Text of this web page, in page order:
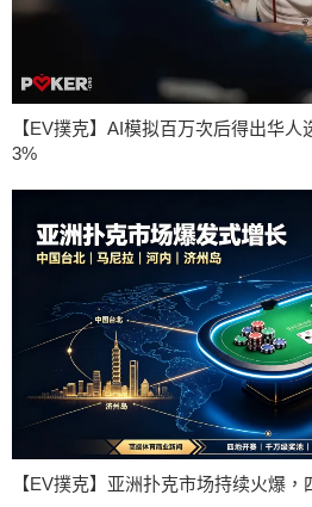
【EV撲克】AI模拟百万次后得出华
3%
【EV撲克】亚洲扑克市场持续火爆